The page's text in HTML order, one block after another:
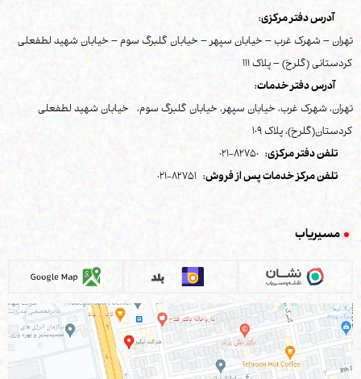
آدرس دفتر مرکزی:
تهران – شهرک غرب – خیابان سپهر – خیابان گلبرگ سوم – خیابان شهید لطفعلی
کردستانی (گلرخ) – پلاک 111
آدرس دفتر خدمات:
تهران، شهرک غرب، خیابان سپهر، خیابان گلبرگ سوم، خیابان شهید لطفعلی
کردستان(گلرخ)، پلاک 109
تلفن دفتر مرکزی: 82750-021
تلفن مرکز خدمات پس از فروش: 82751-021
مسیریاب